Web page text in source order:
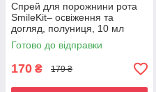
Спрей для порожнини рота
SmileKit– освіження та
догляд, полуниця, 10 мл
Готово до відправки
170 ₴ 179 ₴